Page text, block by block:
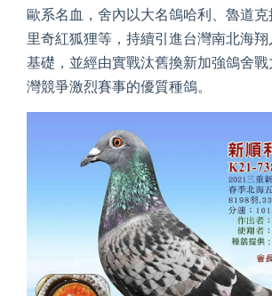
歐系名血，舍內以大名鴿哈利、魯道
里奇紅狐狸等，持續引進台灣南北海
基礎，並經由實戰汰舊換新加強鴿舍戰
灣競爭激烈賽事的優質種鴿。